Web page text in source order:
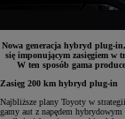
Nowa generacja hybryd plug-
się imponującym zasięgiem w
W ten sposób gama
Zasięg 200 km hybryd plug-in
Najbliższe plany Toyoty w
gamy aut z napędem